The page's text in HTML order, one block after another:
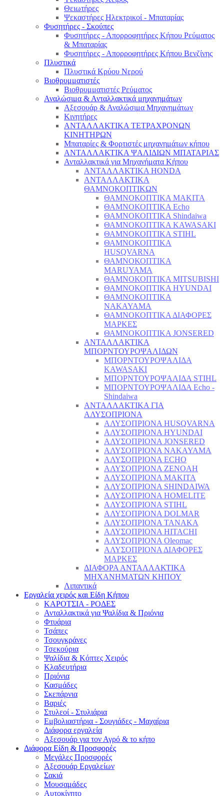
Θειωτήρες
Ψεκαστήρες Ηλεκτρικοί - Μπαταρίας
Φυσητήρες - Σκούπες
Φυσητήρες - Απορροφητήρες Κήπου Ρεύματος
& Μπαταρίας
Φυσητήρες - Απορροφητήρες Κήπου Βενζίνης
Πλυστικά
Πλυστικά Κρύου Νερού
Βιοθρυμματιστές
Βιοθρυμματιστές Ρεύματος
Αναλώσιμα & Ανταλλακτικά μηχανημάτων
Αξεσουάρ & Αναλώσιμα Μηχανημάτων
Κινητήρες
ΑΝΤΑΛΛΑΚΤΙΚΑ ΤΕΤΡΑΧΡΟΝΩΝ
ΚΙΝΗΤΗΡΩΝ
Μπαταρίες & Φορτιστές μηχανημάτων κήπου
ΑΝΤΑΛΛΑΚΤΙΚΑ ΨΑΛΙΔΙΩΝ ΜΠΑΤΑΡΙAΣ
Ανταλλακτικά για Μηχανήματα Κήπου
ΑΝΤΑΛΛΑΚΤΙΚΑ HONDA
ΑΝΤΑΛΛΑΚΤΙΚΑ
ΘΑΜΝΟΚΟΠΤΙΚΩΝ
ΘΑΜΝΟΚΟΠΤΙΚΑ MAKITA
ΘΑΜΝΟΚΟΠΤΙΚΑ Echo
ΘΑΜΝΟΚΟΠΤΙΚΑ Shindaiwa
ΘΑΜΝΟΚΟΠΤΙΚΑ KAWASAKI
ΘΑΜΝΟΚΟΠΤΙΚΑ STIHL
ΘΑΜΝΟΚΟΠΤΙΚΑ
HUSQVARNA
ΘΑΜΝΟΚΟΠΤΙΚΑ
MARUYAMA
ΘΑΜΝΟΚΟΠΤΙΚΑ MITSUBISHI
ΘΑΜΝΟΚΟΠΤΙΚΑ HYUNDAI
ΘΑΜΝΟΚΟΠΤΙΚΑ
NAKAYAMA
ΘΑΜΝΟΚΟΠΤΙΚΑ ΔΙΑΦΟΡΕΣ
ΜΑΡΚΕΣ
ΘΑΜΝΟΚΟΠΤΙΚΑ JONSERED
ΑΝΤΑΛΛΑΚΤΙΚΑ
ΜΠΟΡΝΤΟΥΡΟΨΑΛΙΔΩΝ
ΜΠΟΡΝΤΟΥΡΟΨΑΛΙΔΑ
KAWASAKI
ΜΠΟΡΝΤΟΥΡΟΨΑΛΙΔΑ STIHL
ΜΠΟΡΝΤΟΥΡΟΨΑΛΙΔΑ Echo -
Shindaiwa
ΑΝΤΑΛΛΑΚΤΙΚΑ ΓΙΑ
ΑΛΥΣΟΠΡΙΟΝΑ
ΑΛΥΣΟΠΡΙΟΝΑ HUSQVARNA
ΑΛΥΣΟΠΡΙΟΝΑ HYUNDAI
ΑΛΥΣΟΠΡΙΟΝΑ JONSERED
ΑΛΥΣΟΠΡΙΟΝΑ NAKAYAMA
ΑΛΥΣΟΠΡΙΟΝΑ ECHO
ΑΛΥΣΟΠΡΙΟΝΑ ZENOAH
ΑΛΥΣΟΠΡΙΟΝΑ MAKITA
ΑΛΥΣΟΠΡΙΟΝΑ SHINDAIWA
ΑΛΥΣΟΠΡΙΟΝΑ HOMELITE
ΑΛΥΣΟΠΡΙΟΝΑ STIHL
ΑΛΥΣΟΠΡΙΟΝΑ DOLMAR
ΑΛΥΣΟΠΡΙΟΝΑ TANAKA
ΑΛΥΣΟΠΡΙΟΝΑ HITACHI
ΑΛΥΣΟΠΡΙΟΝΑ Oleomac
ΑΛΥΣΟΠΡΙΟΝΑ ΔΙΑΦΟΡΕΣ
ΜΑΡΚΕΣ
ΔΙΑΦΟΡΑ ΑΝΤΑΛΛΑΚΤΙΚΑ
ΜΗΧΑΝΗΜΑΤΩΝ ΚΗΠΟΥ
Λιπαντικά
Εργαλεία χειρός και Είδη Κήπου
ΚΑΡΟΤΣΙΑ - ΡΟΔΕΣ
Ανταλλακτικά για Ψαλίδια & Πριόνια
Φτυάρια
Τσάπες
Τσουγκράνες
Τσεκούρια
Ψαλίδια & Κόπτες Χειρός
Κλαδευτήρια
Πριόνια
Κασμάδες
Σκεπάρνια
Βαριές
Στυλεοί - Στυλιάρια
Εμβολιαστήρια - Σουγιάδες - Μαχαίρια
Διάφορα εργαλεία
Αξεσουάρ για τον Αγρό & το κήπο
Διάφορα Είδη & Προσφορές
Μεγάλες Προσφορές
Αξεσουάρ Εργαλείων
Σακιά
Μουσαμάδες
Αυτοκίνητο